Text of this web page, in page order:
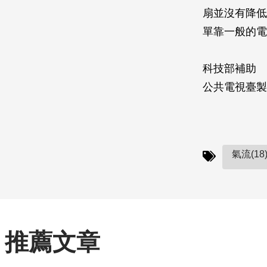
扇並沒有降
單靠一般的
科技部補助
公共電視臺
氣流(18)
推薦文章